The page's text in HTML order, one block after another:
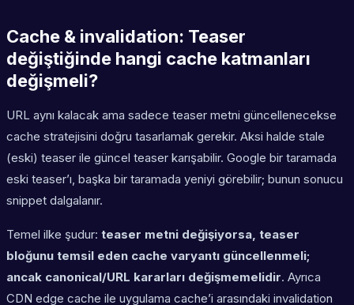
Cache & invalidation: Teaser
değiştiğinde hangi cache katmanları
değişmeli?
URL aynı kalacak ama sadece teaser metni güncellenecekse
cache stratejisini doğru tasarlamak gerekir. Aksi halde stale
(eski) teaser ile güncel teaser karışabilir. Google bir taramada
eski teaser’ı, başka bir taramada yeniyi görebilir; bunun sonucu
snippet dalgalanır.
Temel ilke şudur: teaser metni değişiyorsa, teaser
bloğunu temsil eden cache varyantı güncellenmeli;
ancak canonical/URL kararları değişmemelidir. Ayrıca
CDN edge cache ile uygulama cache’i arasındaki invalidation